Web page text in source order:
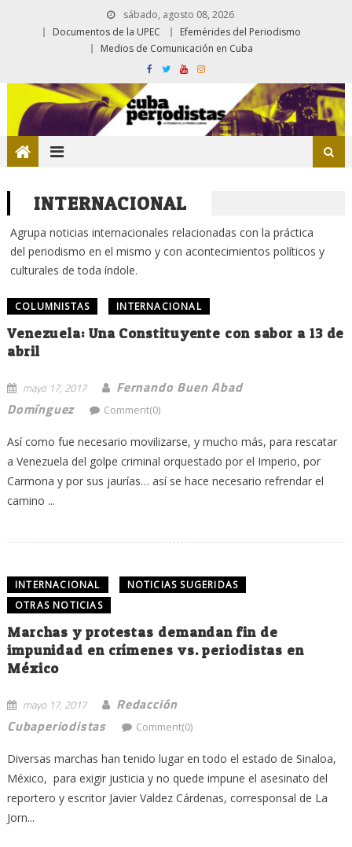
sábado, agosto 08, 2026
Documentos de la UPEC
Efemérides del Periodismo
Medios de Comunicación en Cuba
INTERNACIONAL
Agrupa noticias internacionales relacionadas con la práctica
del periodismo en el mismo y con acontecimientos políticos y
culturales de toda índole.
COLUMNISTAS INTERNACIONAL
Venezuela: Una Constituyente con sabor a 13 de
abril
mayo 17, 2017
Fernando Buen Abad
Domínguez
Comment(0)
Así como fue necesario movilizarse, y mucho más, para rescatar
a Venezuela del golpe criminal orquestado por el Imperio, por
Carmona y por sus jaurías… así se hace necesario refrendar el
camino ...
INTERNACIONAL
NOTICIAS SUGERIDAS
OTRAS NOTICIAS
Marchas y protestas demandan fin de
impunidad en crímenes vs. periodistas en
México
mayo 17, 2017
Redacción
Cubaperiodistas
Comment(0)
Diversas marchas han tenido lugar en todo el estado de Sinaloa,
México, para exigir justicia y no quede impune el asesinato del
reportero y escritor Javier Valdez Cárdenas, corresponsal de La
Jorn...